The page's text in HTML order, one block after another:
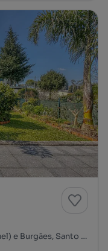
St. Tirso, Couto (S. Cristina e S. Miguel) e Burgães, Santo Tirso, Porto